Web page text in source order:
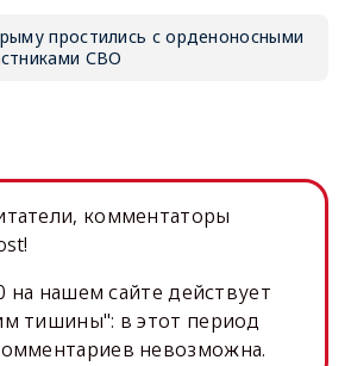
простились с орденоносными
СВО
комментаторы
на нашем сайте действует
тишины": в этот период
невозможна.